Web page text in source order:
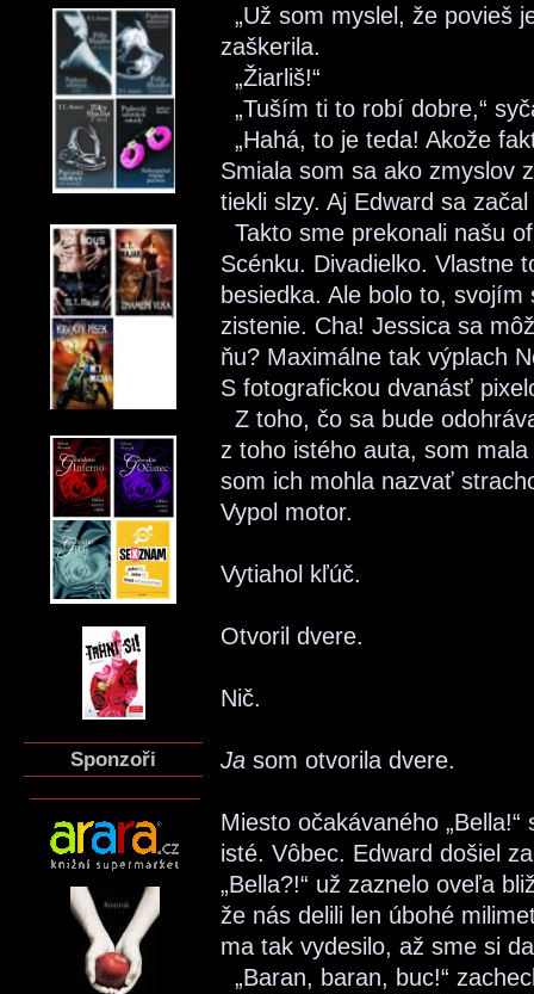
Sponzoři
„Už som myslel, že povieš
zaškerila.
„Žiarliš!“
„Tuším ti to robí dobre,“
„Hahá, to je teda! Akože
Smiala som sa ako zmyslov
tiekli slzy. Aj Edward sa
Takto sme prekonali našu
Scénku. Divadielko. Vlastne
besiedka. Ale bolo to,
zistenie. Cha! Jessica sa
ňu? Maximálne tak výplach
S fotografickou dvanásť
Z toho, čo sa bude
z toho istého auta, som
som ich mohla nazvať
Vypol motor.
Vytiahol kľúč.
Otvoril dvere.
Nič.
Ja som otvorila dvere.
Miesto očakávaného „Bella!“
isté. Vôbec. Edward došiel
„Bella?!“ už zaznelo oveľa
že nás delili len úbohé
ma tak vydesilo, až sme si
„Baran, baran, buc!“